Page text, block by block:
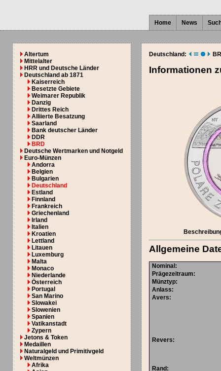
Home News
Altertum
Mittelalter
HRR und Deutsche Länder
Deutschland ab 1871
Kaiserreich
Besetzte Gebiete
Weimarer Republik
Danzig
Drittes Reich
Alliierte Besatzung
Saarland
Bank deutscher Länder
DDR
BRD
Deutsche Wertmarken und Notgeld
Euro-Münzen
Andorra
Belgien
Bulgarien
Deutschland
Estland
Finnland
Frankreich
Griechenland
Irland
Italien
Kroatien
Lettland
Litauen
Luxemburg
Malta
Monaco
Niederlande
Österreich
Portugal
San Marino
Slowakei
Slowenien
Spanien
Vatikanstadt
Zypern
Jetons & Token
Medaillen
Naturalgeld und Primitivgeld
Weltmünzen
Afrika
Deutschland:
Informationen
Allgemeine
Nominal :
Prägezeitraum:
Münztyp:
Anlass:
Avers:
Revers:
Rand :